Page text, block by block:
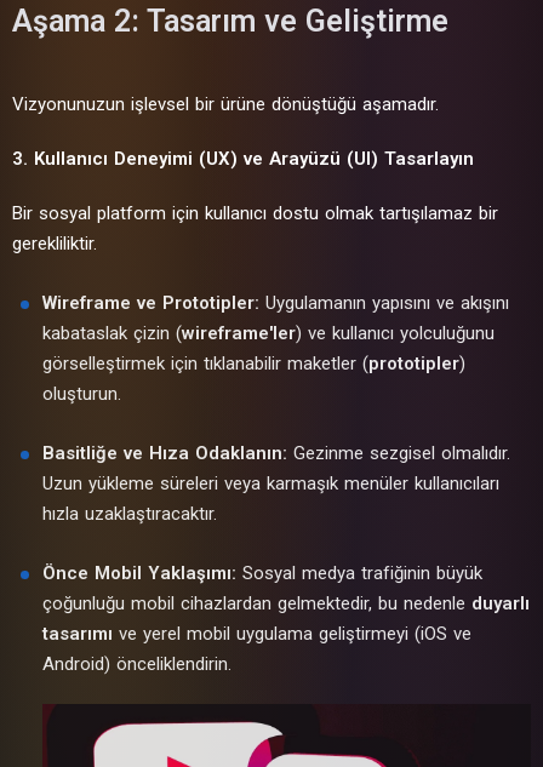
Aşama 2: Tasarım ve Geliştirme
Vizyonunuzun işlevsel bir ürüne dönüştüğü aşamadır.
3. Kullanıcı Deneyimi (UX) ve Arayüzü (UI) Tasarlayın
Bir sosyal platform için kullanıcı dostu olmak tartışılamaz bir
gerekliliktir.
Wireframe ve Prototipler: Uygulamanın yapısını ve akışını
kabataslak çizin (wireframe'ler) ve kullanıcı yolculuğunu
görselleştirmek için tıklanabilir maketler (prototipler)
oluşturun.
Basitliğe ve Hıza Odaklanın: Gezinme sezgisel olmalıdır.
Uzun yükleme süreleri veya karmaşık menüler kullanıcıları
hızla uzaklaştıracaktır.
Önce Mobil Yaklaşımı: Sosyal medya trafiğinin büyük
çoğunluğu mobil cihazlardan gelmektedir, bu nedenle duyarlı
tasarımı ve yerel mobil uygulama geliştirmeyi (iOS ve
Android) önceliklendirin.